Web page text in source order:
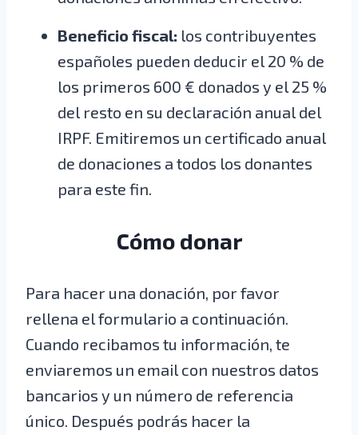
Beneficio fiscal: los contribuyentes
españoles pueden deducir el 20 % de
los primeros 600 € donados y el 25 %
del resto en su declaración anual del
IRPF. Emitiremos un certificado anual
de donaciones a todos los donantes
para este fin.
Cómo donar
Para hacer una donación, por favor
rellena el formulario a continuación.
Cuando recibamos tu información, te
enviaremos un email con nuestros datos
bancarios y un número de referencia
único. Después podrás hacer la